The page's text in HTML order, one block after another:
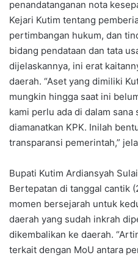
penandatanganan nota
Kejari Kutim tentang
pertimbangan hukum, dan
bidang pendataan dan tata
dijelaskannya, ini erat
daerah. “Aset yang dimiliki
mungkin hingga saat ini
kami perlu ada di dalam sana
diamanatkan KPK. Inilah
transparansi pemerintah,”
Bupati Kutim Ardiansyah
Bertepatan di tanggal cantik
momen bersejarah untuk
daerah yang sudah inkrah
dikembalikan ke daerah.
terkait dengan MoU antara